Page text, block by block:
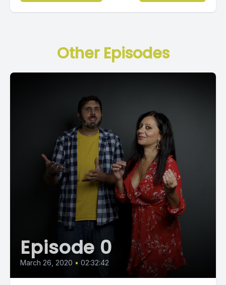
Other Episodes
Episode 0
March 26, 2020 • 02:32:42